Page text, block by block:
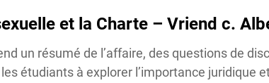
et la Charte – Vriend c.
un résumé de l’affaire, des questions de
étudiants à explorer l’importance juridique